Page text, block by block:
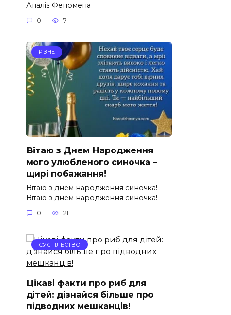
Аналіз Феномена
0 7
РІЗНЕ
Вітаю з Днем Народження
мого улюбленого синочка –
щирі побажання!
Вітаю з днем народження синочка!
Вітаю з днем народження синочка!
0 21
СУСПІЛЬСТВО
Цікаві факти про риб для
дітей: дізнайся більше про
підводних мешканців!